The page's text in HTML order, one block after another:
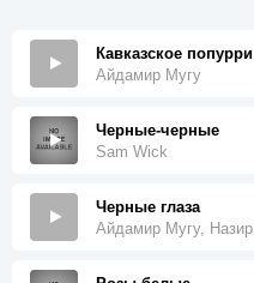
Кавказское попурри
Айдамир Мугу
Черные-черные
Sam Wick
Черные глаза
Айдамир Мугу, Назир